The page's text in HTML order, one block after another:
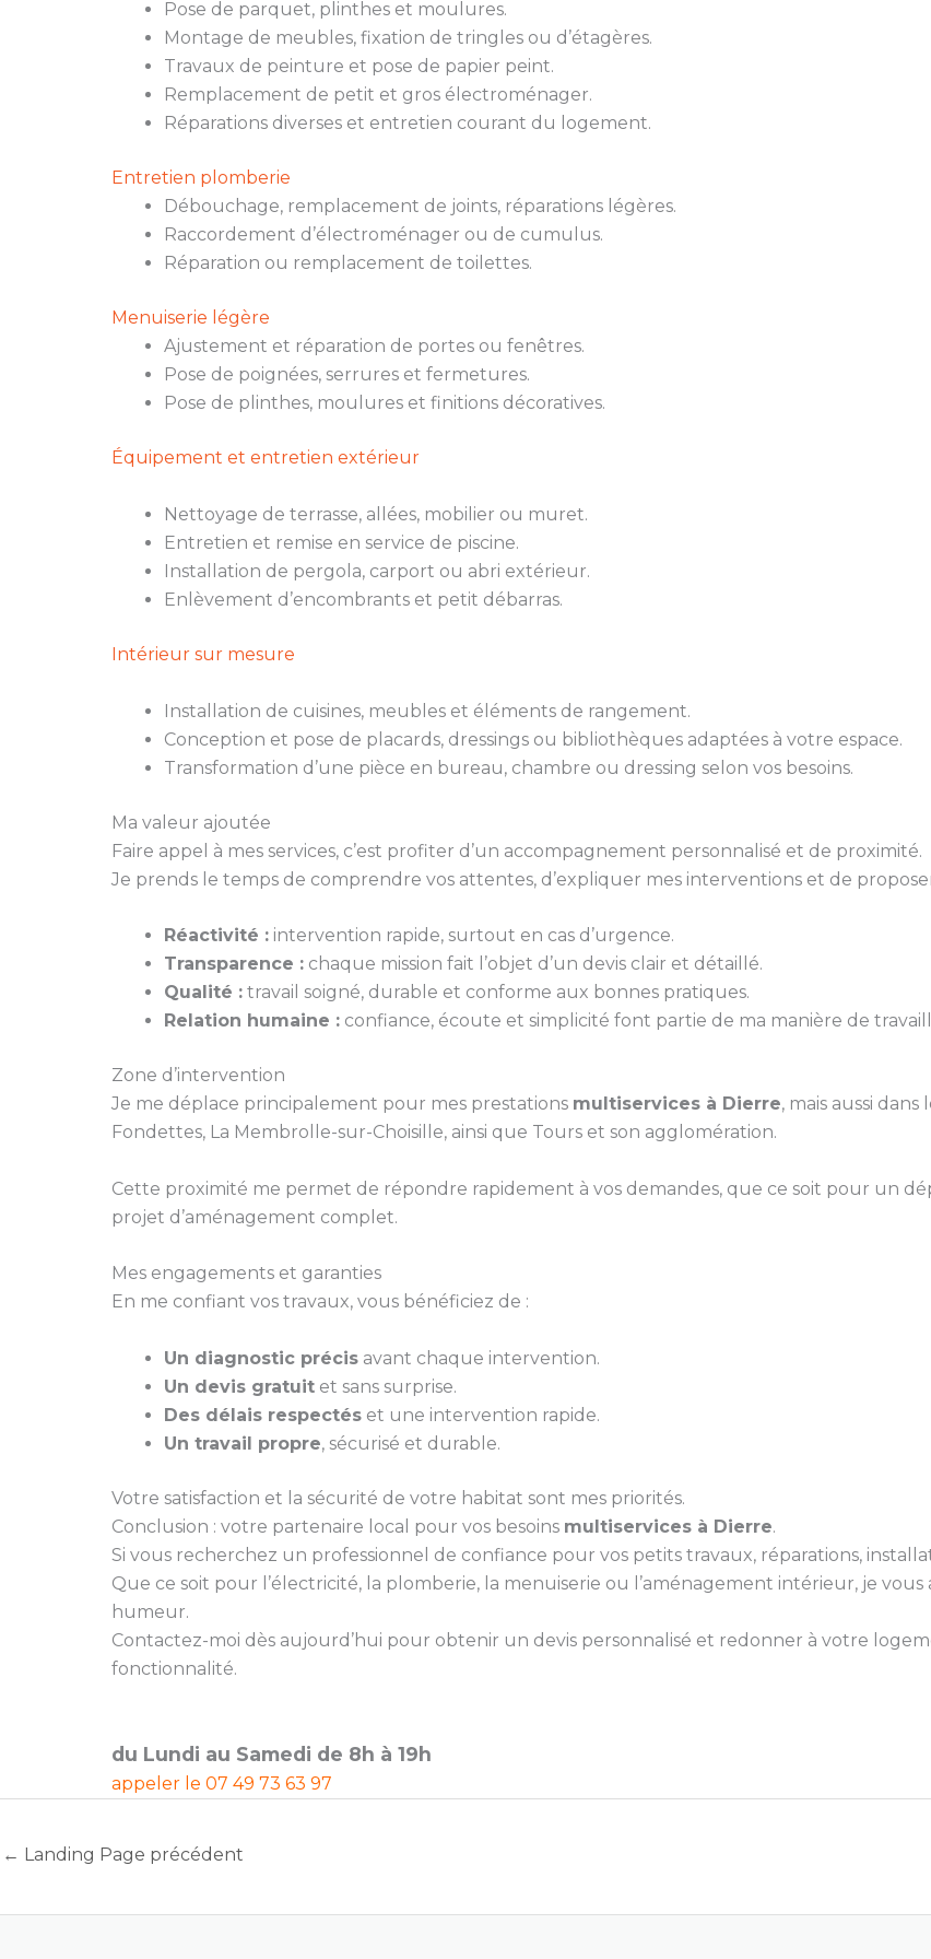
Pose de parquet, plinthes et moulures.
Montage de meubles, fixation de tringles ou d’étagères.
Travaux de peinture et pose de papier peint.
Remplacement de petit et gros électroménager.
Réparations diverses et entretien courant du logement.
Entretien plomberie
Débouchage, remplacement de joints, réparations légères.
Raccordement d’électroménager ou de cumulus.
Réparation ou remplacement de toilettes.
Menuiserie légère
Ajustement et réparation de portes ou fenêtres.
Pose de poignées, serrures et fermetures.
Pose de plinthes, moulures et finitions décoratives.
Équipement et entretien extérieur
Nettoyage de terrasse, allées, mobilier ou muret.
Entretien et remise en service de piscine.
Installation de pergola, carport ou abri extérieur.
Enlèvement d’encombrants et petit débarras.
Intérieur sur mesure
Installation de cuisines, meubles et éléments de rangement.
Conception et pose de placards, dressings ou bibliothèques adaptées à votre espace.
Transformation d’une pièce en bureau, chambre ou dressing selon vos besoins.
Ma valeur ajoutée
Faire appel à mes services, c’est profiter d’un accompagnement personnalisé et de proximité.
Je prends le temps de comprendre vos attentes, d’expliquer mes interventions et de
Réactivité : intervention rapide, surtout en cas d’urgence.
Transparence : chaque mission fait l’objet d’un devis clair et détaillé.
Qualité : travail soigné, durable et conforme aux bonnes pratiques.
Relation humaine : confiance, écoute et simplicité font partie de ma manière de
Zone d’intervention
Je me déplace principalement pour mes prestations multiservices à Dierre, mais aussi dans
Fondettes, La Membrolle-sur-Choisille, ainsi que Tours et son agglomération.
Cette proximité me permet de répondre rapidement à vos demandes, que ce soit pour un
projet d’aménagement complet.
Mes engagements et garanties
En me confiant vos travaux, vous bénéficiez de :
Un diagnostic précis avant chaque intervention.
Un devis gratuit et sans surprise.
Des délais respectés et une intervention rapide.
Un travail propre, sécurisé et durable.
Votre satisfaction et la sécurité de votre habitat sont mes priorités.
Conclusion : votre partenaire local pour vos besoins multiservices à Dierre.
Si vous recherchez un professionnel de confiance pour vos petits travaux, réparations,
Que ce soit pour l’électricité, la plomberie, la menuiserie ou l’aménagement intérieur, je
humeur.
Contactez-moi dès aujourd’hui pour obtenir un devis personnalisé et redonner à votre
fonctionnalité.
du Lundi au Samedi de 8h à 19h
appeler le 07 49 73 63 97
← Landing Page précédent